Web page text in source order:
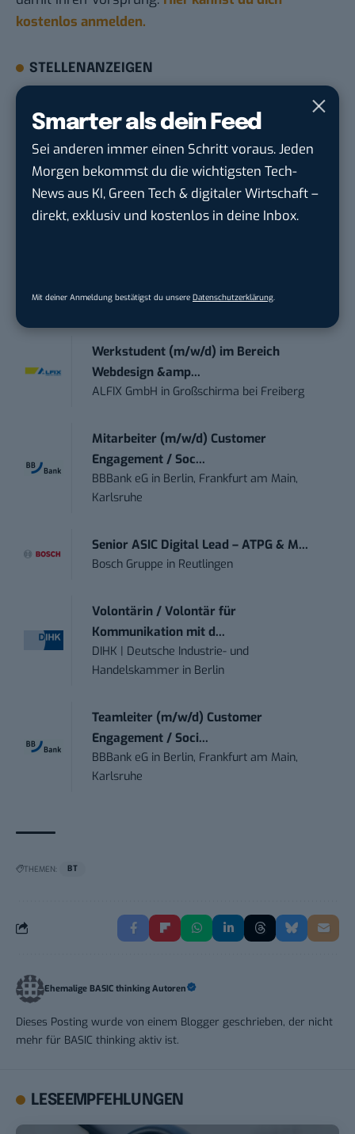
Smarter als dein Feed
Sei anderen immer einen Schritt voraus. Jeden
Morgen bekommst du die wichtigsten Tech-
News aus KI, Green Tech & digitaler Wirtschaft –
direkt, exklusiv und kostenlos in deine Inbox.
Mit deiner Anmeldung bestätigst du unsere Datenschutzerklärung.
kostenlos anmelden.
STELLENANZEIGEN
Social Media Content Creator (m/w/d)
moveUP Media GmbH inDüsseldorf
Anforderungs- und Projektmanager
touristische...
trendtours Holding GmbH inEschborn
TECVIA Media GmbHinMünchen
Werkstudent (m/w/d) im Bereich
Webdesign &amp...
ALFIX GmbH in Großschirma bei Freiberg
Mitarbeiter (m/w/d) Customer
Engagement / Soc...
BBBank eG in Berlin, Frankfurt am Main,
Karlsruhe
Senior ASIC Digital Lead – ATPG & M...
Bosch Gruppe in Reutlingen
Volontärin / Volontär für
Kommunikation mit d...
DIHK | Deutsche Industrie- und
Handelskammer in Berlin
Teamleiter (m/w/d) Customer
Engagement / Soci...
BBBank eG in Berlin, Frankfurt am Main,
Karlsruhe
THEMEN: BT
Ehemalige BASIC thinking Autoren
Dieses Posting wurde von einem Blogger geschrieben, der nicht
mehr für BASIC thinking aktiv ist.
LESEEMPFEHLUNGEN